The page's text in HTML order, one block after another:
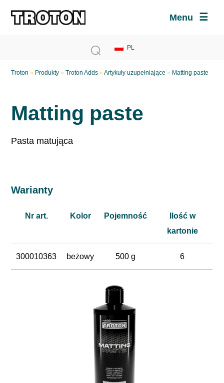
Menu
Troton » Produkty »Troton Adds »Artykuły uzupełniające » Matting paste
Matting paste
Pasta matująca
Warianty
Nr art. Kolor Pojemność
Ilość w
kartonie
300010363 beżowy 500 g 6